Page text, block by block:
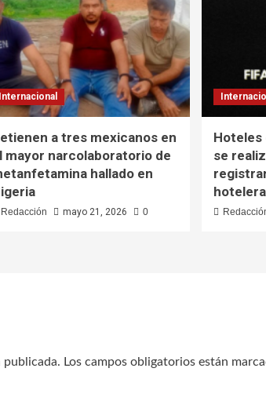
Internacional
a tres mexicanos en
mayor narcolaboratorio de
hallado en
Redacción mayo 21, 2026 0
Hoteles
se
publicada. Los campos obligatorios están